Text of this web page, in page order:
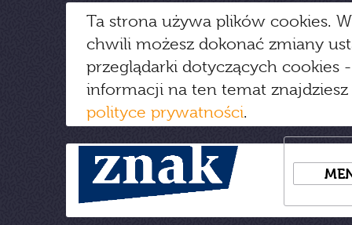
Ta strona używa plików cookies.
chwili możesz dokonać zmiany
przeglądarki dotyczących cookies
informacji na ten temat
polityce prywatności.